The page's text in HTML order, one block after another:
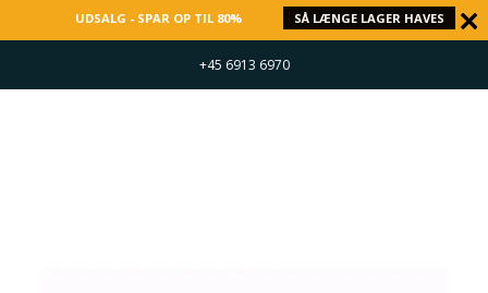
UDSALG - SPAR OP TIL 80% SÅ LÆNGE LAGER HAVES
+45 6913 6970